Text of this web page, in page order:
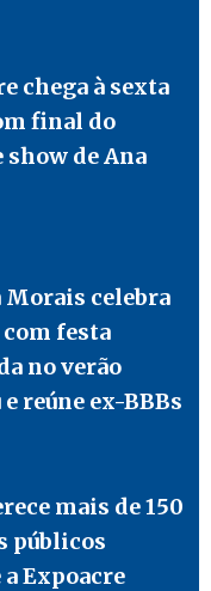
chega à sexta
final do
show de Ana
Morais celebra
com festa
no verão
e reúne ex-BBBs
mais de 150
públicos
Expoacre